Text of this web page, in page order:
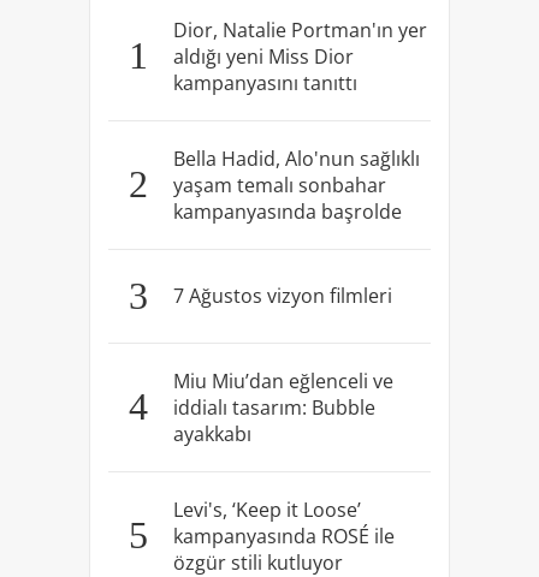
1
Dior, Natalie Portman'ın yer
aldığı yeni Miss Dior
kampanyasını tanıttı
2
Bella Hadid, Alo'nun sağlıklı
yaşam temalı sonbahar
kampanyasında başrolde
3 7 Ağustos vizyon filmleri
4
Miu Miu’dan eğlenceli ve
iddialı tasarım: Bubble
ayakkabı
5
Levi's, ‘Keep it Loose’
kampanyasında ROSÉ ile
özgür stili kutluyor